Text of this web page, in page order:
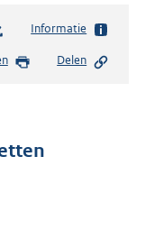
Informatie
Delen